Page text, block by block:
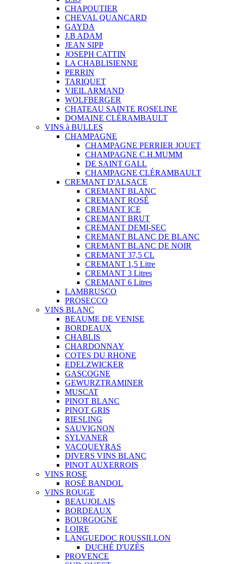
CHAPOUTIER
CHEVAL QUANCARD
GAYDA
J.B ADAM
JEAN SIPP
JOSEPH CATTIN
LA CHABLISIENNE
PERRIN
TARIQUET
VIEIL ARMAND
WOLFBERGER
CHATEAU SAINTE ROSELINE
DOMAINE CLÉRAMBAULT
VINS à BULLES
CHAMPAGNE
CHAMPAGNE PERRIER JOUET
CHAMPAGNE C.H.MUMM
DE SAINT GALL
CHAMPAGNE CLÉRAMBAULT
CREMANT D'ALSACE
CREMANT BLANC
CREMANT ROSÉ
CREMANT ICE
CREMANT BRUT
CREMANT DEMI-SEC
CREMANT BLANC DE BLANC
CREMANT BLANC DE NOIR
CREMANT 37,5 CL
CREMANT 1,5 Litre
CREMANT 3 Litres
CREMANT 6 Litres
LAMBRUSCO
PROSECCO
VINS BLANC
BEAUME DE VENISE
BORDEAUX
CHABLIS
CHARDONNAY
COTES DU RHONE
EDELZWICKER
GASCOGNE
GEWURZTRAMINER
MUSCAT
PINOT BLANC
PINOT GRIS
RIESLING
SAUVIGNON
SYLVANER
VACQUEYRAS
DIVERS VINS BLANC
PINOT AUXERROIS
VINS ROSE
ROSÉ BANDOL
VINS ROUGE
BEAUJOLAIS
BORDEAUX
BOURGOGNE
LOIRE
LANGUEDOC ROUSSILLON
DUCHÉ D'UZÈS
PROVENCE